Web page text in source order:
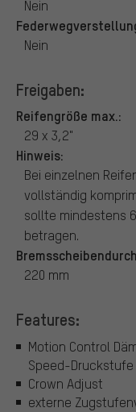
Nein
Nein
Freigaben:
Reifengröße max.:
29 x 3,2"
Hinweis:
Bei einzelnen
vollständig
sollte mindestens
betragen.
220 mm
Features:
Motion Control
Speed-Druckstufe
Crown Adjust
externe